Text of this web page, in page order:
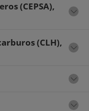
(CEPSA),
(CLH),